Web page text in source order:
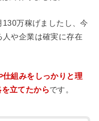
万稼げましたし、今
や企業は確実に存在
組みをしっかりと理
立てたからです。